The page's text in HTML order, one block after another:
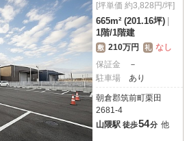
[坪単価 約3,828円/坪]
665m² (201.16坪)
1階/1階建
敷 210万円 礼 なし
保証金
－
駐車場
あり
朝倉郡筑前町栗田
2681-4
山隈駅 徒歩54分 他